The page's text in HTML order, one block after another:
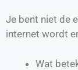
Je bent niet de
internet wordt
Wat